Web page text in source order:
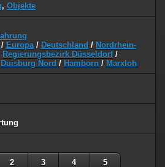
, Objekte
/ Europa / Deutschland / Nordrhein-
Regierungsbezirk Düsseldorf/
Duisburg Nord / Hamborn / Marxloh
2 3 4 5